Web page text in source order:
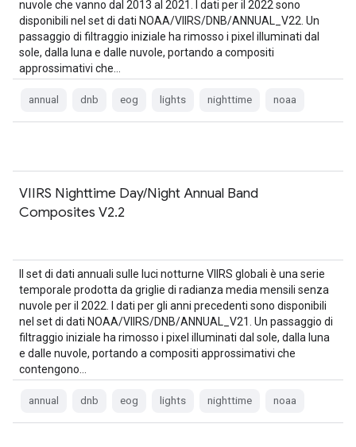
nuvole che vanno dal 2013 al 2021. I dati per il 2022 sono
disponibili nel set di dati NOAA/VIIRS/DNB/ANNUAL_V22. Un
passaggio di filtraggio iniziale ha rimosso i pixel illuminati dal
sole, dalla luna e dalle nuvole, portando a compositi
approssimativi che…
annual dnb eog lights nighttime noaa
VIIRS Nighttime Day/Night Annual Band
Composites V2.2
Il set di dati annuali sulle luci notturne VIIRS globali è una serie
temporale prodotta da griglie di radianza media mensili senza
nuvole per il 2022. I dati per gli anni precedenti sono disponibili
nel set di dati NOAA/VIIRS/DNB/ANNUAL_V21. Un passaggio di
filtraggio iniziale ha rimosso i pixel illuminati dal sole, dalla luna
e dalle nuvole, portando a compositi approssimativi che
contengono…
annual dnb eog lights nighttime noaa